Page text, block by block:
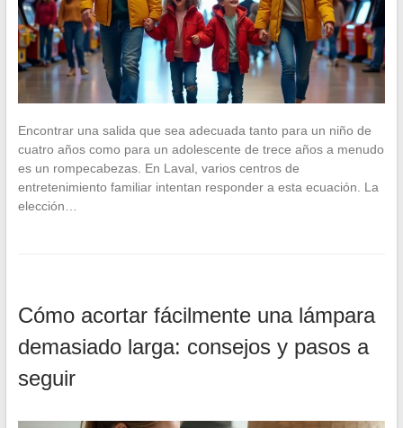
Encontrar una salida que sea adecuada tanto para un niño de
cuatro años como para un adolescente de trece años a menudo
es un rompecabezas. En Laval, varios centros de
entretenimiento familiar intentan responder a esta ecuación. La
elección…
Cómo acortar fácilmente una lámpara
demasiado larga: consejos y pasos a
seguir